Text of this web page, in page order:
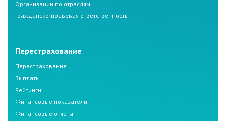
Организации по отраслям
Гражданско-правовая ответственность
Перестрахование
Перестрахование
Выплаты
Рейтинги
Финансовые показатели
Финансовые отчеты